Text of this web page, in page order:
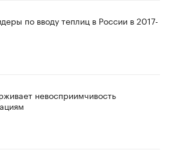
по вводу теплиц в России в 2017-
невосприимчивость